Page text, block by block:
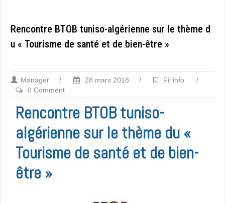
Rencontre BTOB tuniso-algérienne sur le thème d
u « Tourisme de santé et de bien-être »
Manager / 28 mars 2018 / Fil info
/
0 Comment
Rencontre BTOB tuniso-
algérienne sur le thème du «
Tourisme de santé et de bien-
être »